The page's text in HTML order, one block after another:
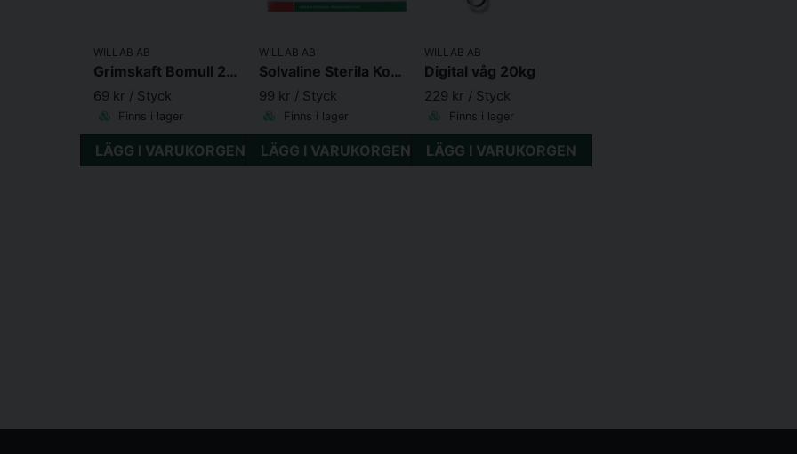
WILLAB AB
Grimskaft Bomull 2m Mörkgrön mässingspänne
69 kr / Styck
Finns i lager
LÄGG I VARUKORGEN
WILLAB AB
Solvaline Sterila Kompresser 10x10cm 10-pack
99 kr / Styck
Finns i lager
LÄGG I VARUKORGEN
WILLAB AB
Digital våg 20kg
229 kr / Styck
Finns i lager
LÄGG I VARUKORGEN